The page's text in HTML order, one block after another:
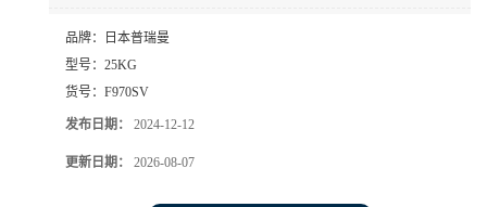
品牌：
日本普瑞曼
型号： 25KG
货号： F970SV
发布日期： 2024-12-12
更新日期： 2026-08-07